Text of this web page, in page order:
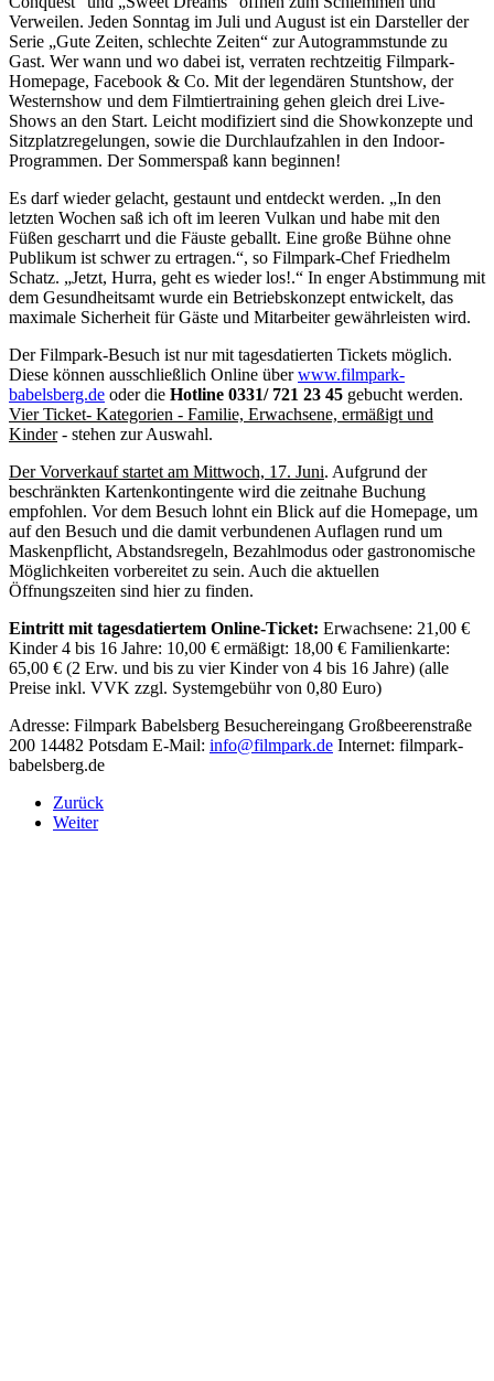
Verweilen. Jeden Sonntag im Juli und August ist ein Darsteller der
Serie „Gute Zeiten, schlechte Zeiten“ zur Autogrammstunde zu
Gast. Wer wann und wo dabei ist, verraten rechtzeitig Filmpark-
Homepage, Facebook & Co. Mit der legendären Stuntshow, der
Westernshow und dem Filmtiertraining gehen gleich drei Live-
Shows an den Start. Leicht modifiziert sind die Showkonzepte und
Sitzplatzregelungen, sowie die Durchlaufzahlen in den Indoor-
Programmen. Der Sommerspaß kann beginnen!
Es darf wieder gelacht, gestaunt und entdeckt werden. „In den
letzten Wochen saß ich oft im leeren Vulkan und habe mit den
Füßen gescharrt und die Fäuste geballt. Eine große Bühne ohne
Publikum ist schwer zu ertragen.“, so Filmpark-Chef Friedhelm
Schatz. „Jetzt, Hurra, geht es wieder los!.“ In enger Abstimmung mit
dem Gesundheitsamt wurde ein Betriebskonzept entwickelt, das
maximale Sicherheit für Gäste und Mitarbeiter gewährleisten wird.
Der Filmpark-Besuch ist nur mit tagesdatierten Tickets möglich.
Diese können ausschließlich Online überwww.filmpark-
babelsberg.de oder die Hotline 0331/ 721 23 45 gebucht werden.
Vier Ticket- Kategorien - Familie, Erwachsene, ermäßigt und
Kinder- stehen zur Auswahl.
Der Vorverkauf startet am Mittwoch, 17. Juni. Aufgrund der
beschränkten Kartenkontingente wird die zeitnahe Buchung
empfohlen. Vor dem Besuch lohnt ein Blick auf die Homepage, um
auf den Besuch und die damit verbundenen Auflagen rund um
Maskenpflicht, Abstandsregeln, Bezahlmodus oder gastronomische
Möglichkeiten vorbereitet zu sein. Auch die aktuellen
Öffnungszeiten sind hier zu finden.
Eintritt mit tagesdatiertem Online-Ticket: Erwachsene: 21,00 €
Kinder 4 bis 16 Jahre: 10,00 € ermäßigt: 18,00 € Familienkarte:
65,00 € (2 Erw. und bis zu vier Kinder von 4 bis 16 Jahre) (alle
Preise inkl. VVK zzgl. Systemgebühr von 0,80 Euro)
Adresse: Filmpark Babelsberg Besuchereingang Großbeerenstraße
200 14482 Potsdam E-Mail: info@filmpark.de Internet: filmpark-
babelsberg.de
Zurück
Weiter